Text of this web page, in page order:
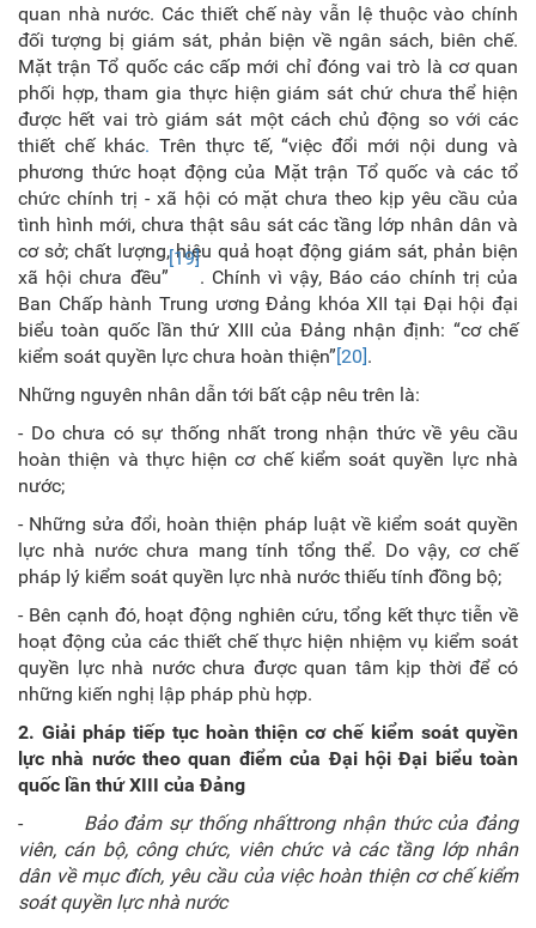
quan nhà nước. Các thiết chế này vẫn lệ thuộc vào chính
đối tượng bị giám sát, phản biện về ngân sách, biên chế.
Mặt trận Tổ quốc các cấp mới chỉ đóng vai trò là cơ quan
phối hợp, tham gia thực hiện giám sát chứ chưa thể hiện
được hết vai trò giám sát một cách chủ động so với các
thiết chế khác. Trên thực tế, “việc đổi mới nội dung và
phương thức hoạt động của Mặt trận Tổ quốc và các tổ
chức chính trị - xã hội có mặt chưa theo kịp yêu cầu của
tình hình mới, chưa thật sâu sát các tầng lớp nhân dân và
cơ sở; chất lượng, hiệu quả hoạt động giám sát, phản biện
xã hội chưa đều”
[19]
. Chính vì vậy, Báo cáo chính trị của
Ban Chấp hành Trung ương Đảng khóa XII tại Đại hội đại
biểu toàn quốc lần thứ XIII của Đảng nhận định: “cơ chế
kiểm soát quyền lực chưa hoàn thiện”[20].
Những nguyên nhân dẫn tới bất cập nêu trên là:
- Do chưa có sự thống nhất trong nhận thức về yêu cầu
hoàn thiện và thực hiện cơ chế kiểm soát quyền lực nhà
nước;
- Những sửa đổi, hoàn thiện pháp luật về kiểm soát quyền
lực nhà nước chưa mang tính tổng thể. Do vậy, cơ chế
pháp lý kiểm soát quyền lực nhà nước thiếu tính đồng bộ;
- Bên cạnh đó, hoạt động nghiên cứu, tổng kết thực tiễn về
hoạt động của các thiết chế thực hiện nhiệm vụ kiểm soát
quyền lực nhà nước chưa được quan tâm kịp thời để có
những kiến nghị lập pháp phù hợp.
2. Giải pháp tiếp tục hoàn thiện cơ chế kiểm soát quyền
lực nhà nướctheo quan điểm của Đại hội Đại biểu toàn
quốc lần thứ XIII của Đảng
- Bảo đảm sự thống nhấttrong nhận thức của đảng
viên, cán bộ, công chức, viên chức và các tầng lớp nhân
dânvề mục đích, yêu cầu của việc hoàn thiện cơ chế kiểm
soát quyền lực nhà nước